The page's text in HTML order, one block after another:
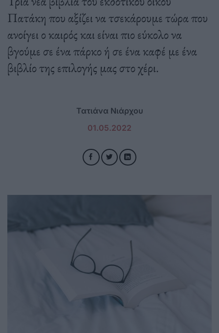
Πατάκη που αξίζει να τσεκάρουμε τώρα που
ανοίγει ο καιρός και είναι πιο εύκολο να
βγούμε σε ένα πάρκο ή σε ένα καφέ με ένα
βιβλίο της επιλογής μας στο χέρι.
Τατιάνα Νιάρχου
01.05.2022